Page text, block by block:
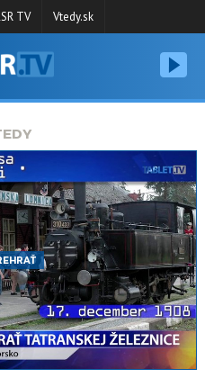
TV Vtedy.sk